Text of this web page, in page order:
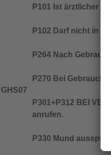
GHS07
P101 Ist ärztlicher
P102 Darf nicht in
P264 Nach
P270 Bei Gebrauch
P301+P312 BEI
anrufen.
P330 Mund